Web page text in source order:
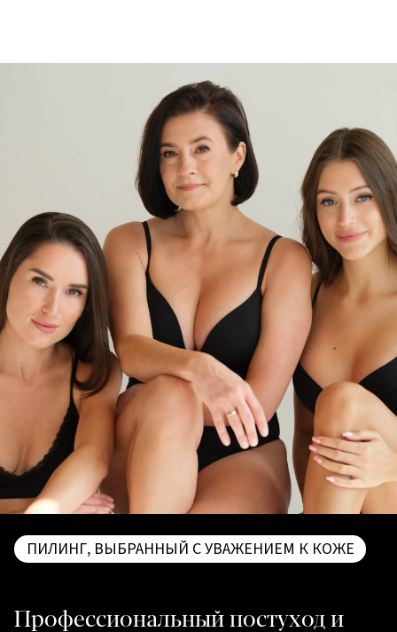
ПИЛИНГ, ВЫБРАННЫЙ С УВАЖЕНИЕМ К КОЖЕ
Профессиональный постуход и